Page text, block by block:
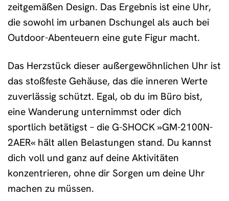
zeitgemäßen Design. Das Ergebnis ist eine Uhr,
die sowohl im urbanen Dschungel als auch bei
Outdoor-Abenteuern eine gute Figur macht.
Das Herzstück dieser außergewöhnlichen Uhr ist
das stoßfeste Gehäuse, das die inneren Werte
zuverlässig schützt. Egal, ob du im Büro bist,
eine Wanderung unternimmst oder dich
sportlich betätigst – die G-SHOCK »GM-2100N-
2AER« hält allen Belastungen stand. Du kannst
dich voll und ganz auf deine Aktivitäten
konzentrieren, ohne dir Sorgen um deine Uhr
machen zu müssen.